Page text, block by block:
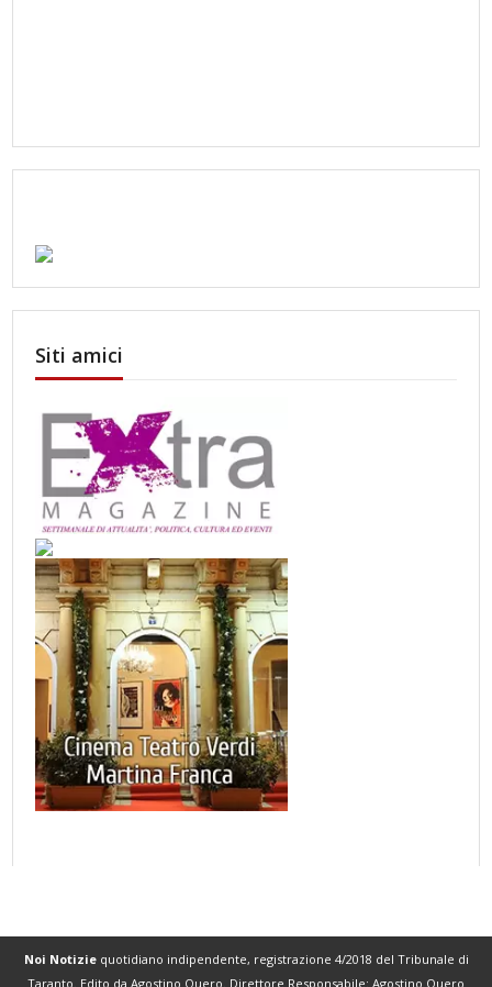
Siti amici
Noi Notiziequotidiano indipendente, registrazione 4/2018 del Tribunale di
Taranto. Edito da Agostino Quero. Direttore Responsabile: Agostino Quero